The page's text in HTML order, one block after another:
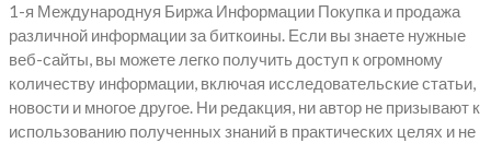
1-я Международнуя Биржа Информации Покупка и продажа
различной информации за биткоины. Если вы знаете нужные
веб-сайты, вы можете легко получить доступ к огромному
количеству информации, включая исследовательские статьи,
новости и многое другое. Ни редакция, ни автор не призывают к
использованию полученных знаний в практических целях и не